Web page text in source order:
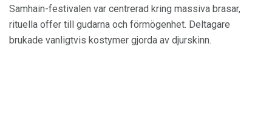
Samhain-festivalen var centrerad kring massiva brasar,
rituella offer till gudarna och förmögenhet. Deltagare
brukade vanligtvis kostymer gjorda av djurskinn.